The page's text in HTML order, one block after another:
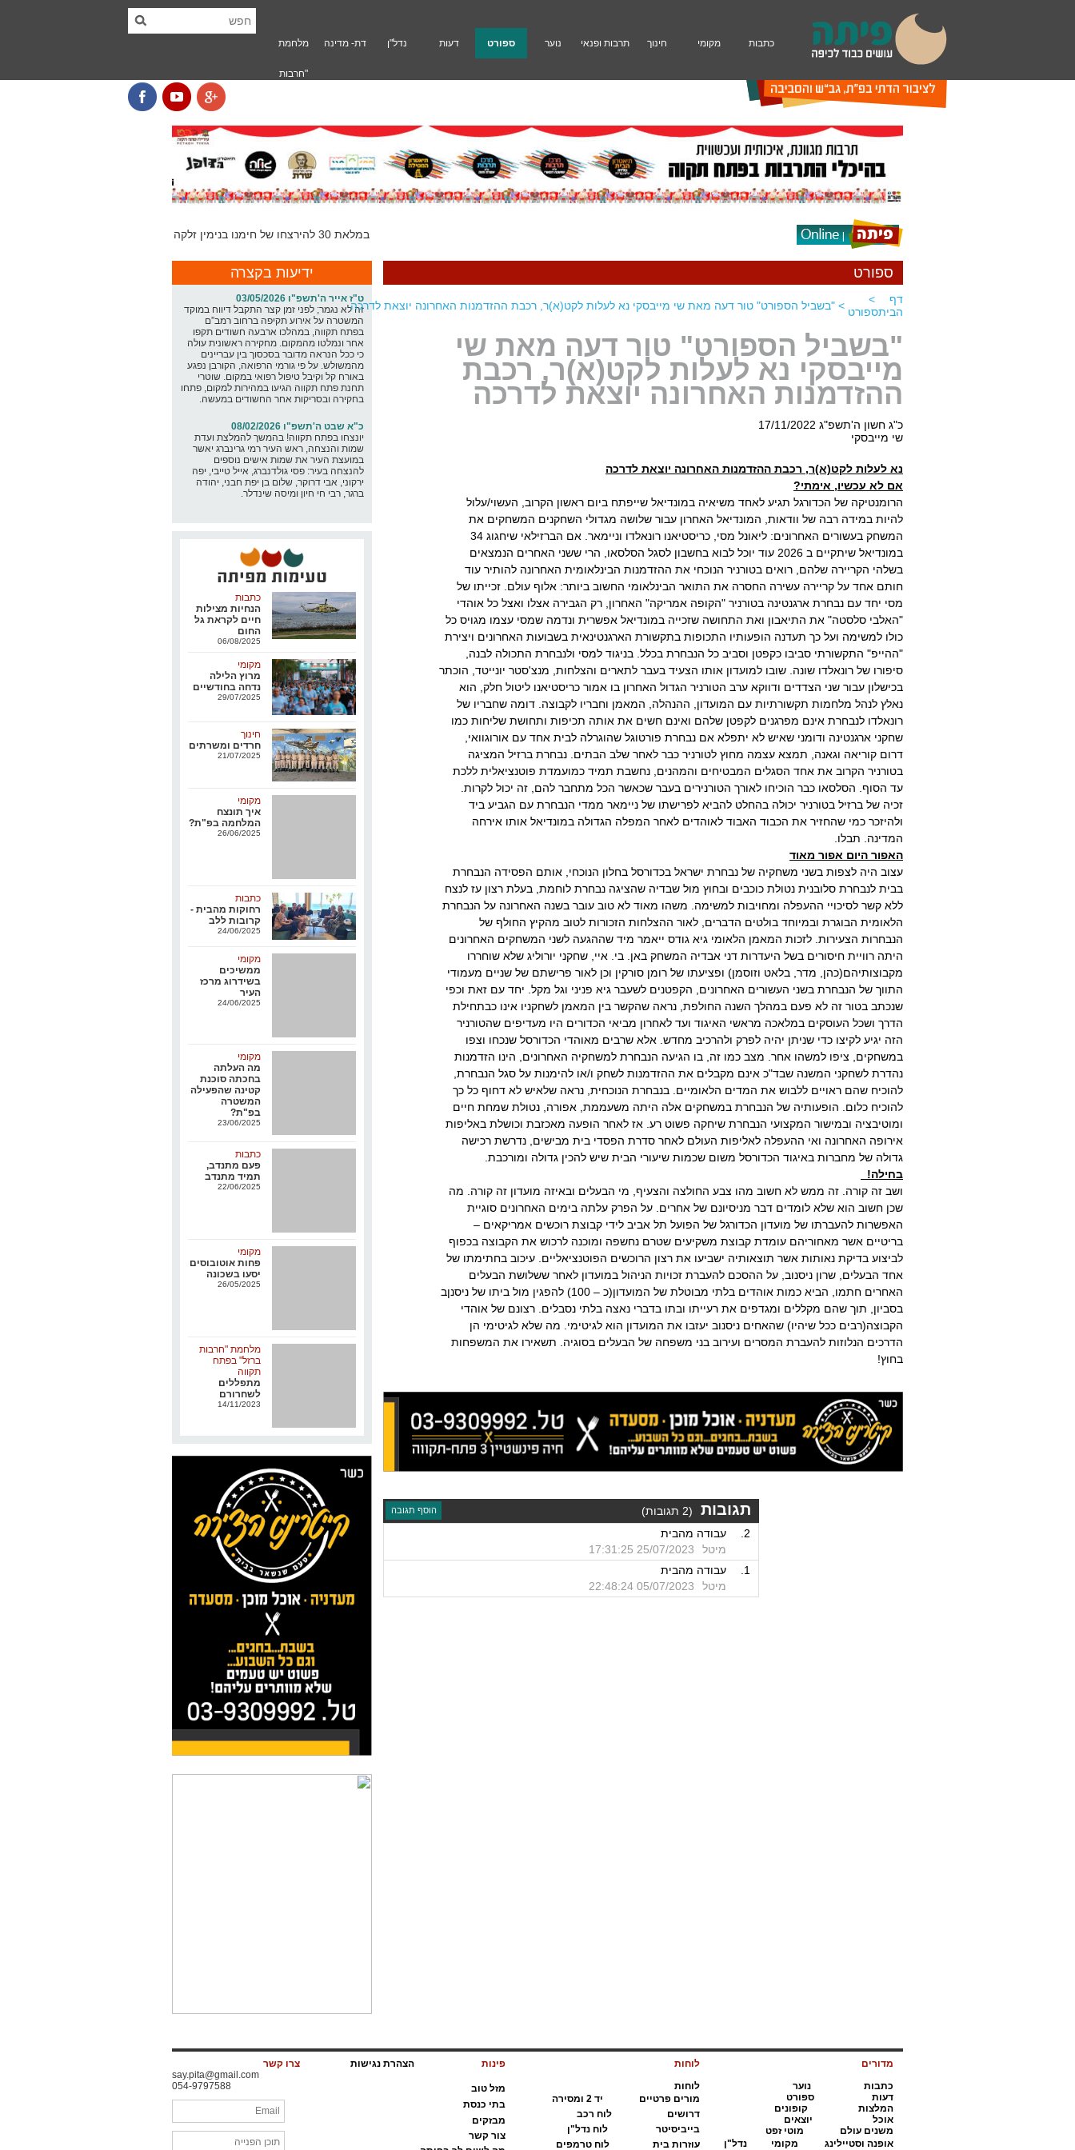
כתבות מקומי חינוך תרבות ופנאי נוער ספורט דעות נדל"ן דת- מדינה מלחמת
"חרבות
במלאת 30 להירצחו של חימנו בנימין זלקה ז"ל ייערך במוצ"ש נשא ערב לימוד לזכרו בבית כנסת ניגוני חיים. התכנסות 21.40, שיעור מפי הרב תמיר דרנות ראש ישיבת ההסדר אורות שאול ב-22.99 ואח"כ לימוד חברותות. סיכון: חובב אוזן מייסד ומנכ"ל תורהנוער
ספורט
> "בשביל הספורט" טור דעה מאת שי מייבסקי נא לעלות לקט(א)ר, רכבת ההזדמנות האחרונה יוצאת לדרכה
>
ספורט
דף
הבית
"בשביל הספורט" טור דעה מאת שי
מייבסקי נא לעלות לקט(א)ר, רכבת
ההזדמנות האחרונה יוצאת לדרכה
כ"ג חשון ה'תשפ"ג 17/11/2022
שי מייבסקי
נא לעלות לקט(א)ר, רכבת ההזדמנות האחרונה יוצאת לדרכה
אם לא עכשיו, אימתי?
הרומנטיקה של הכדורגל תגיע לאחד משיאיה במונדיאל שייפתח ביום ראשון הקרוב, העשוי/עלול
להיות במידה רבה של וודאות, המונדיאל האחרון עבור שלושה מגדולי השחקנים המשחקים את
המשחק בעשורים האחרונים: ליאונל מסי, כריסטיאנו רונאלדו וניימאר. אם הברזילאי שיחגוג 34
במונדיאל שיתקיים ב 2026 עוד יוכל לבוא בחשבון לסגל הסלסאו, הרי ששני האחרים הנמצאים
בשלהי הקריירה שלהם, רואים בטורניר הנוכחי את ההזדמנות הבינלאומית האחרונה להותיר עוד
חותם אחד על קריירה עשירה החסרה את התואר הבינלאומי החשוב ביותר: אלוף עולם. זכייתו של
מסי יחד עם נבחרת ארגנטינה בטורניר "הקופה אמריקה" האחרון, רק הגבירה אצלו ואצל כל אוהדי
"האלבי סלסטה" את התיאבון ואת התחושה שזכייה במונדיאל אפשרית ונדמה שמסי עצמו מגויס כל
כולו למשימה ועל כך תעדנה הופעותיו התכופות בתקשורת הארגנטינאית בשבועות האחרונים ויצירת
"ההייפ" התקשורתי סביבו כקפטן וסביב כל הנבחרת בכלל. בניגוד למסי ולנבחרת התכולה לבנה,
סיפורו של רונאלדו שונה. שובו למועדון אותו הצעיד בעבר לתארים והצלחות, מנצ'סטר יונייטד, הוכתר
בכישלון עבור שני הצדדים ודווקא ערב הטורניר הגדול האחרון בו אמור כריסטיאנו ליטול חלק, הוא
נאלץ לנהל מלחמות תקשורתיות עם המועדון, ההנהלה, המאמן וחבריו לקבוצה. דומה שחבריו של
רונאלדו לנבחרת אינם מפרגנים לקפטן שלהם ואינם חשים את אותה תכיפות ותחושת שליחות כמו
שחקני ארגנטינה ודומני שאיש לא יתפלא אם נבחרת פורטוגל שהוגרלה לבית אחד עם אורוגוואי,
דרום קוריאה וגאנה, תמצא עצמה מחוץ לטורניר כבר לאחר שלב הבתים. נבחרת ברזיל המציגה
בטורניר הקרוב את אחד הסגלים המבטיחים והמהנים, נחשבת תמיד כמועמדת פוטנציאלית ללכת
עד הסוף. הסלסאו כבר הוכיחו לאורך הטורנירים בעבר שכאשר הכל מתחבר להם, זה יכול לקרות.
זכיה של ברזיל בטורניר יכולה בהחלט להביא לפרישתו של ניימאר ממדי הנבחרת עם הגביע ביד
ולהיזכר כמי שהחזיר את הכבוד האבוד לאוהדים לאחר המפלה הגדולה במונדיאל אותו אירחה
המדינה. תבלו.
האפור היום אפור מאוד
עצוב היה לצפות בשני משחקיה של נבחרת ישראל בכדורסל בחלון הנוכחי, אותם הפסידה הנבחרת
בבית לנבחרת סלובנית נטולת כוכבים ובחוץ מול שבדיה שהציגה נבחרת לוחמת, בעלת רצון עז לנצח
ללא קשר לסיכויי ההעפלה ומחויבות למשימה. משהו מאוד לא טוב עובר בשנה האחרונה על הנבחרת
הלאומית הבוגרת ובמיוחד בולטים הדברים, לאור ההצלחות הזכורות לטוב מהקיץ החולף של
הנבחרות הצעירות. לזכות המאמן הלאומי גיא גודס ייאמר מיד שההגעה לשני המשחקים האחרונים
היתה רוויית חיסורים בשל היעדרות דני אבדיה המשחק באן. בי. איי, שחקני יורוליג שלא שוחררו
מקבוצותיהם(כהן, מדר, בלאט וזוסמן) ופציעתו של רומן סורקין וכן לאור פרישתם של שניים מעמודי
התווך של הנבחרת בשני העשורים האחרונים, הקפטנים לשעבר גיא פניני וגל מקל. יחד עם זאת וכפי
שנכתב בטור זה לא פעם במהלך השנה החולפת, נראה שהקשר בין המאמן לשחקניו אינו כבתחילת
הדרך ושכל העוסקים במלאכה מראשי האיגוד ועד לאחרון מביאי הכדורים היו מעדיפים שהטורניר
הזה יגיע לקיצו כדי שניתן יהיה לפרק ולהרכיב מחדש. אלא שרבים מאוהדי הכדורסל שנכחו וצפו
במשחקים, ציפו למשהו אחר. מצב כמו זה, בו הגיעה הנבחרת למשחקיה האחרונים, הינו הזדמנות
נהדרת לשחקני המשנה שבד"כ אינם מקבלים את ההזדמנות לשחק ו/או להימנות על סגל הנבחרת,
להוכיח שהם ראויים ללבוש את המדים הלאומיים. בנבחרת הנוכחית, נראה שלאיש לא דחוף כל כך
להוכיח כלום. הופעותיה של הנבחרת במשחקים אלה היתה משעממת, אפורה, נטולת שמחת חיים
ומוטיבציה ובמישור המקצועי הנבחרת שיחקה פשוט רע. אז לאחר הופעה מאכזבת וכושלת באליפות
אירופה האחרונה ואי ההעפלה לאליפות העולם לאחר סדרת הפסדי בית מבישים, נדרשת רכישה
גדולה של מחברות באיגוד הכדורסל משום שכמות שיעורי הבית שיש להכין גדולה ומורכבת.
בחילה!
ושב זה קורה. זה ממש לא חשוב מהו צבע החולצה והצעיף, מי הבעלים ובאיזה מועדון זה קורה. מה
שכן חשוב הוא שלא לומדים דבר מניסיונם של אחרים. על הפרק עלתה בימים האחרונים סוגיית
האפשרות להעברתו של מועדון הכדורגל של הפועל תל אביב לידי קבוצת רוכשים אמריקאים –
בריטיים אשר מאחוריהם עומדת קבוצת משקיעים שטרם נחשפה ומוכנה לרכוש את הקבוצה בכפוף
לביצוע בדיקת נאותות אשר תוצאותיה ישביעו את רצון הרוכשים הפוטנציאליים. עיכוב בחתימתו של
אחד הבעלים, שרון ניסנוב, על ההסכם להעברת זכויות הניהול במועדון לאחר ששלושת הבעלים
האחרים חתמו, הביא כמות אוהדים בלתי מבוטלת של המועדון(כ – 100) להפגין מול ביתו של ניסנןב
בסביון, תוך שהם מקללים ומגדפים את רעייתו ובתו בדברי נאצה בלתי נסבלים. רצונם של אוהדי
הקבוצה(רבים ככל שיהיו) שהאחים ניסנוב יעזבו את המועדון הוא לגיטימי. מה שלא לגיטימי הן
הדרכים הנלוזות להעברת המסרים ועירוב בני משפחה של הבעלים בסוגיה. תשאירו את המשפחות
בחוץ!
תגובות (2 תגובות) הוסף תגובה
2.
עבודה מהבית
מיטל
25/07/2023 17:31:25
1.
עבודה מהבית
מיטל
05/07/2023 22:48:24
ידיעות בקצרה
ט"ז אייר ה'תשפ"ו 03/05/2026
זה לא נגמר; לפני זמן קצר התקבל דיווח במוקד
המשטרה על אירוע תקיפה ברחוב רמב”ם
בפתח תקווה, במהלכו ארבעה חשודים תקפו
אחר ונמלטו מהמקום. מחקירה ראשונית עולה
כי ככל הנראה מדובר בסכסוך בין עבריינים
מהמשולש. על פי גורמי הרפואה, הקורבן נפגע
באורח קל וקיבל טיפול רפואי במקום. שוטרי
תחנת פתח תקווה הגיעו במהירות למקום, פתחו
בחקירה ובסריקות אחר החשודים במעשה.
כ"א שבט ה'תשפ"ו 08/02/2026
יונצחו בפתח תקווה! בהמשך להמלצת ועדת
שמות והנצחה, ראש העיר רמי גרינברג יאשר
במועצת העיר את שמות אישים נוספים
להנצחה בעיר: פסי גולדנברג, אייל טייבי, יפה
ירקוני, אבי דרוקר, שלום בן יפת חבני, יהודה
ברגר, רבי חי חיון ומיסה שינדלר.
כתבות
הנחיות מצילות
חיים לקראת גל
החום
06/08/2025
מקומי
מרוץ הלילה
נדחה בחודשיים
29/07/2025
חינוך
חרדים ומשרתים
21/07/2025
מקומי
איך תונצח
המלחמה בפ"ת?
26/06/2025
כתבות
רחוקות מהבית -
קרובות ללב
24/06/2025
מקומי
ממשיכים
בשידרוג מרכז
העיר
24/06/2025
מקומי
מה העלתה
בחכתה סוכנת
קטינה שהפעילה
המשטרה
בפ"ת?
23/06/2025
כתבות
פעם מתנדב,
תמיד מתנדב
22/06/2025
מקומי
פחות אוטובוסים
יסעו בשכונה
26/05/2025
מלחמת "חרבות
ברזל" בפתח
תקווה
מתפללים
לשחרורם
14/11/2023
מדורים
כתבות
נוער
דעות
ספורט
המלצות
קופונים
אוכל
יוצאים
משנים עולם
מוטי זפט
אופנה וסטיילינג מקומי נדל"ן
לוחות
לוחות
מורים פרטיים יד 2 ומסירה
דרושים לוח רכב
בייביסיטר לוח נדל"ן
עוזרות בית לוח טרמפים
פינות הצהרת נגישות
מזל טוב
בתי כנסת
מבזקים
צור קשר
צרו קשר
say.pita@gmail.com
054-9797588